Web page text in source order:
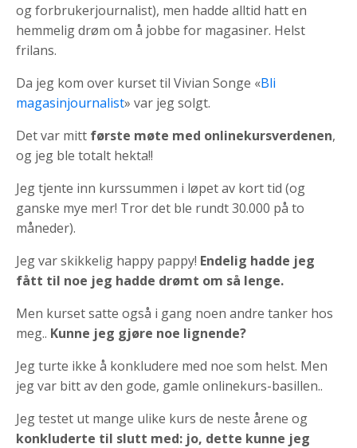
og forbrukerjournalist), men hadde alltid hatt en
hemmelig drøm om å jobbe for magasiner. Helst
frilans.
Da jeg kom over kurset til Vivian Songe «Bli
magasinjournalist» var jeg solgt.
Det var mitt første møte med onlinekursverdenen,
og jeg ble totalt hekta!!
Jeg tjente inn kurssummen i løpet av kort tid (og
ganske mye mer! Tror det ble rundt 30.000 på to
måneder).
Jeg var skikkelig happy pappy! Endelig hadde jeg
fått til noe jeg hadde drømt om så lenge.
Men kurset satte også i gang noen andre tanker hos
meg.. Kunne jeg gjøre noe lignende?
Jeg turte ikke å konkludere med noe som helst. Men
jeg var bitt av den gode, gamle onlinekurs-basillen..
Jeg testet ut mange ulike kurs de neste årene og
konkluderte til slutt med: jo, dette kunne jeg